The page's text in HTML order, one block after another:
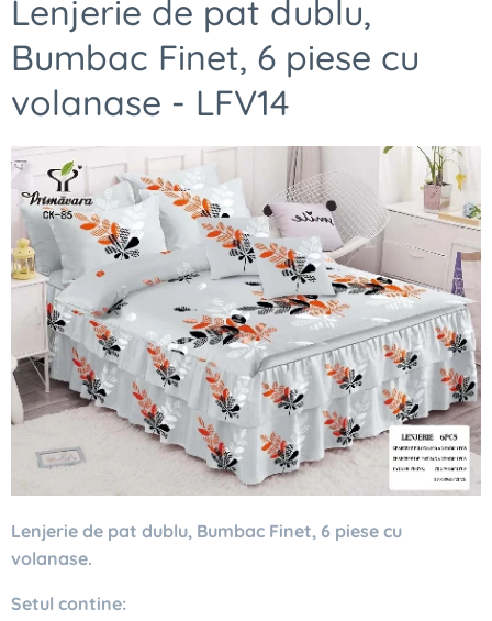
Lenjerie de pat dublu,
Bumbac Finet, 6 piese cu
volanase - LFV14
Lenjerie de pat dublu, Bumbac Finet, 6 piese cu
volanase.
Setul contine: